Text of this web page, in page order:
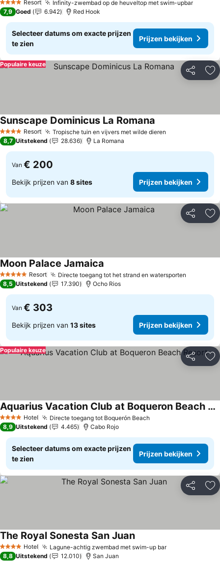
4 SterrenResort Infinity-zwembad op de heuveltop met swim-upbar
7,9 Goed 6.942 Red Hook
Selecteer datums om exacte prijzen
te zien
Prijzen bekijken
Delen
Populaire keuze
4 SterrenResort Tropische tuin en vijvers met wilde dieren
Sunscape Dominicus La Romana
8,7 Uitstekend 28.636 La Romana
Van € 200
Bekijk prijzen van 8 sites Prijzen bekijken
Delen
5 Sterren Resort Directe toegang tot het strand en watersporten
Moon Palace Jamaica
8,5 Uitstekend 17.390 Ocho Rios
Van € 303
Bekijk prijzen van 13 sites Prijzen bekijken
Delen
Populaire keuze
4 SterrenHotel Directe toegang tot Boquerón BeachPrijzen bekijken
Aquarius Vacation Club at Boqueron Beach Resort
Prijzen bekijken
8,9 Uitstekend 4.465 Cabo Rojo
Selecteer datums om exacte prijzen
te zien
Prijzen bekijken
Delen
4 SterrenHotel Lagune-achtig zwembad met swim-up barPrijzen
The Royal Sonesta San JuanPrijzen bekijken
8,8 Uitstekend 12.010 San Juan